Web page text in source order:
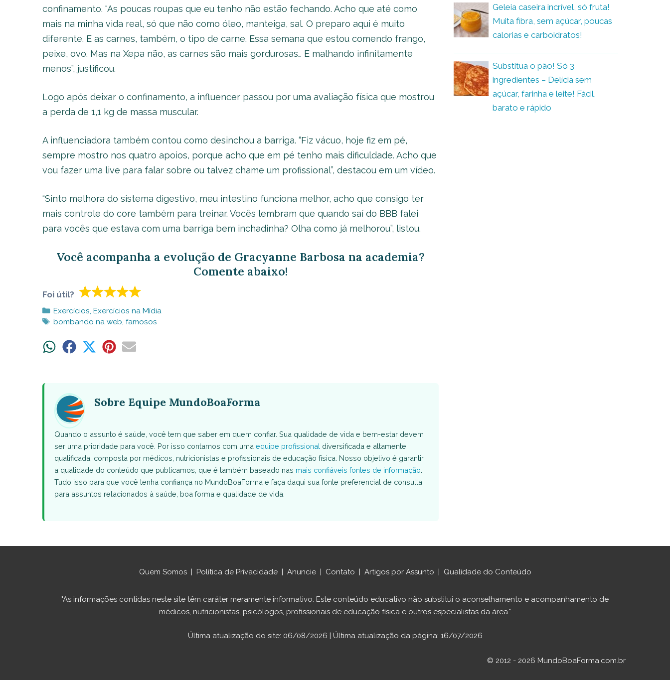
confinamento. “As poucas roupas que eu tenho não estão fechando. Acho que até como
mais na minha vida real, só que não como óleo, manteiga, sal. O preparo aqui é muito
diferente. E as carnes, também, o tipo de carne. Essa semana que estou comendo frango,
peixe, ovo. Mas na Xepa não, as carnes são mais gordurosas… E malhando infinitamente
menos”, justificou.
Logo após deixar o confinamento, a influencer passou por uma avaliação física que mostrou
a perda de 1,1 kg de massa muscular.
A influenciadora também contou como desinchou a barriga. “Fiz vácuo, hoje fiz em pé,
sempre mostro nos quatro apoios, porque acho que em pé tenho mais dificuldade. Acho que
vou fazer uma live para falar sobre ou talvez chame um profissional”, destacou em um vídeo.
“Sinto melhora do sistema digestivo, meu intestino funciona melhor, acho que consigo ter
mais controle do core também para treinar. Vocês lembram que quando saí do BBB falei
para vocês que estava com uma barriga bem inchadinha? Olha como já melhorou”, listou.
Você acompanha a evolução de Gracyanne Barbosa na academia?
Comente abaixo!
Foi útil?
Categorias
Exercícios, Exercícios na Mídia
Tags
bombando na web, famosos
ShareShare ShareShareShare
Sobre Equipe MundoBoaForma
Quando o assunto é saúde, você tem que saber em quem confiar. Sua qualidade de vida e bem-estar devem
ser uma prioridade para você. Por isso contamos com uma equipe profissionaldiversificada e altamente
qualificada, composta por médicos, nutricionistas e profissionais de educação física. Nosso objetivo é garantir
a qualidade do conteúdo que publicamos, que é também baseado nas mais confiáveis fontes de informação.
Tudo isso para que você tenha confiança no MundoBoaForma e faça daqui sua fonte preferencial de consulta
para assuntos relacionados à saúde, boa forma e qualidade de vida.
Geleia caseira incrível, só fruta!
Muita fibra, sem açúcar, poucas
calorias e carboidratos!
Substitua o pão! Só 3
ingredientes – Delícia sem
açúcar, farinha e leite! Fácil,
barato e rápido
Quem Somos| Política de Privacidade| Anuncie| Contato | Artigos por Assunto | Qualidade do Conteúdo
"As informações contidas neste site têm caráter meramente informativo. Este conteúdo educativo não substitui o aconselhamento e acompanhamento de
médicos, nutricionistas, psicólogos, profissionais de educação física e outros especialistas da área."
Última atualização do site: 06/08/2026 | Última atualização da página: 16/07/2026
© 2012 - 2026 MundoBoaForma.com.br